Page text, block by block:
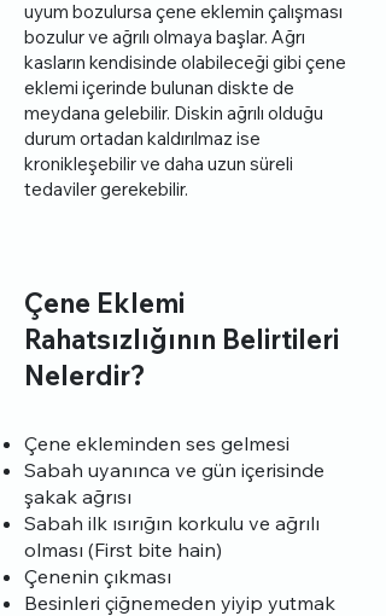
uyum bozulursa çene eklemin çalışması
bozulur ve ağrılı olmaya başlar. Ağrı
kasların kendisinde olabileceği gibi çene
eklemi içerinde bulunan diskte de
meydana gelebilir. Diskin ağrılı olduğu
durum ortadan kaldırılmaz ise
kronikleşebilir ve daha uzun süreli
tedaviler gerekebilir.
Çene Eklemi
Rahatsızlığının Belirtileri
Nelerdir?
Çene ekleminden ses gelmesi
Sabah uyanınca ve gün içerisinde
şakak ağrısı
Sabah ilk ısırığın korkulu ve ağrılı
olması (First bite hain)
Çenenin çıkması
Besinleri çiğnemeden yiyip yutmak